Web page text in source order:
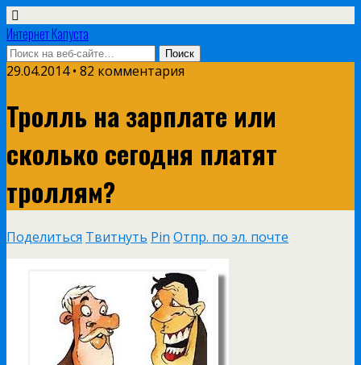
Интернет Капуста
29.04.2014 • 82 комментария
Тролль на зарплате или
сколько сегодня платят
троллям?
Поделиться Твитнуть Pin Отпр. по эл. почте